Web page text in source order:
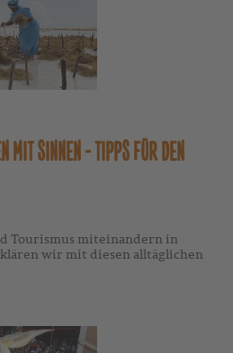
MIT SINNEN - TIPPS FÜR DEN
Tourismus miteinandern in
wir mit diesen alltäglichen